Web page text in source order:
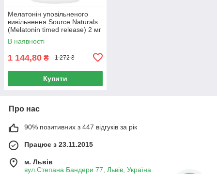
Мелатонін уповільненого
вивільнення Source Naturals
(Melatonin timed release) 2 мг
240 таблеток
В наявності
1 144,80 ₴ 1 272 ₴
Купити
Про нас
90% позитивних з 447 відгуків за рік
Працює з 23.11.2015
м. Львів
вул.Степана Бандери 77, Львів, Україна